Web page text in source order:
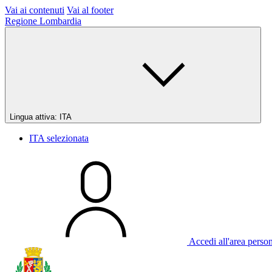
Vai ai contenuti Vai al footer
Regione Lombardia
Lingua attiva: ITA
ITA selezionata
Accedi all'area